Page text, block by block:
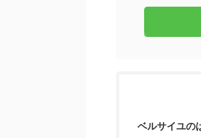
ベルサイユの